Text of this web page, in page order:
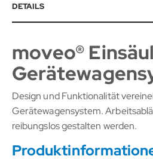
DETAILS
moveo®
Design und Funktionalität
Gerätewagensystem.
reibungslos gestalten werden.